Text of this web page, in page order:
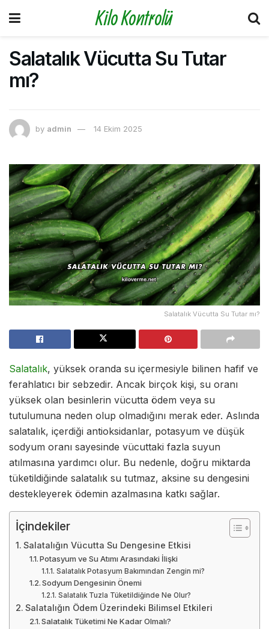
Kilo Kontrolü
Salatalık Vücutta Su Tutar
mı?
by admin 14 Ekim 2025
Salatalık Vücutta Su Tutar mı?
Salatalık, yüksek oranda su içermesiyle bilinen hafif ve
ferahlatıcı bir sebzedir. Ancak birçok kişi, su oranı
yüksek olan besinlerin vücutta ödem veya su
tutulumuna neden olup olmadığını merak eder. Aslında
salatalık, içerdiği antioksidanlar, potasyum ve düşük
sodyum oranı sayesinde vücuttaki fazla suyun
atılmasına yardımcı olur. Bu nedenle, doğru miktarda
tüketildiğinde salatalık su tutmaz, aksine su dengesini
destekleyerek ödemin azalmasına katkı sağlar.
İçindekiler
Salatalığın Vücutta Su Dengesine Etkisi
Potasyum ve Su Atımı Arasındaki İlişki
Salatalık Potasyum Bakımından Zengin mi?
Sodyum Dengesinin Önemi
Salatalık Tuzla Tüketildiğinde Ne Olur?
Salatalığın Ödem Üzerindeki Bilimsel Etkileri
Salatalık Tüketimi Ne Kadar Olmalı?